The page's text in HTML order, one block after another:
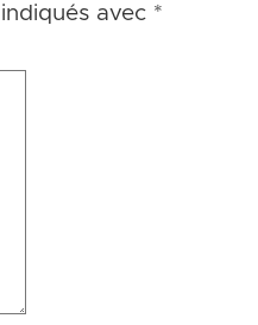
avec *